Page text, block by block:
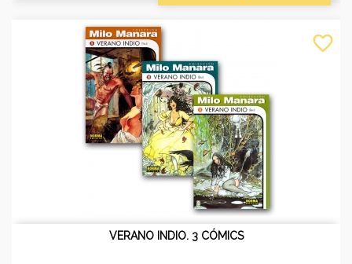
VERANO INDIO. 3 CÓMICS
favorite_border